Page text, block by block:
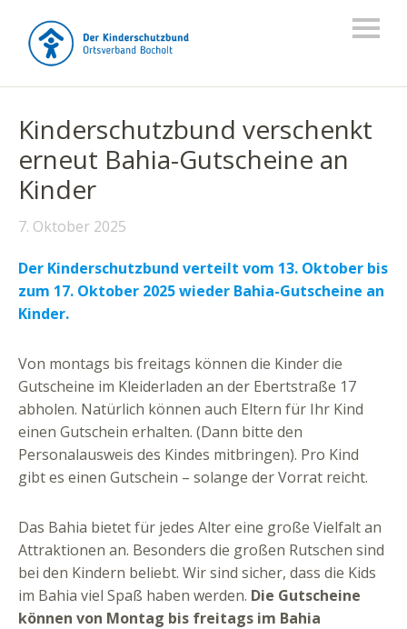
Kinderschutzbund verschenkt
erneut Bahia-Gutscheine an
Kinder
7. Oktober 2025
Der Kinderschutzbund verteilt vom 13. Oktober bis
zum 17. Oktober 2025 wieder Bahia-Gutscheine an
Kinder.
Von montags bis freitags können die Kinder die
Gutscheine im Kleiderladen an der Ebertstraße 17
abholen. Natürlich können auch Eltern für Ihr Kind
einen Gutschein erhalten. (Dann bitte den
Personalausweis des Kindes mitbringen). Pro Kind
gibt es einen Gutschein – solange der Vorrat reicht.
Das Bahia bietet für jedes Alter eine große Vielfalt an
Attraktionen an. Besonders die großen Rutschen sind
bei den Kindern beliebt. Wir sind sicher, dass die Kids
im Bahia viel Spaß haben werden. Die Gutscheine
können von Montag bis freitags im Bahia